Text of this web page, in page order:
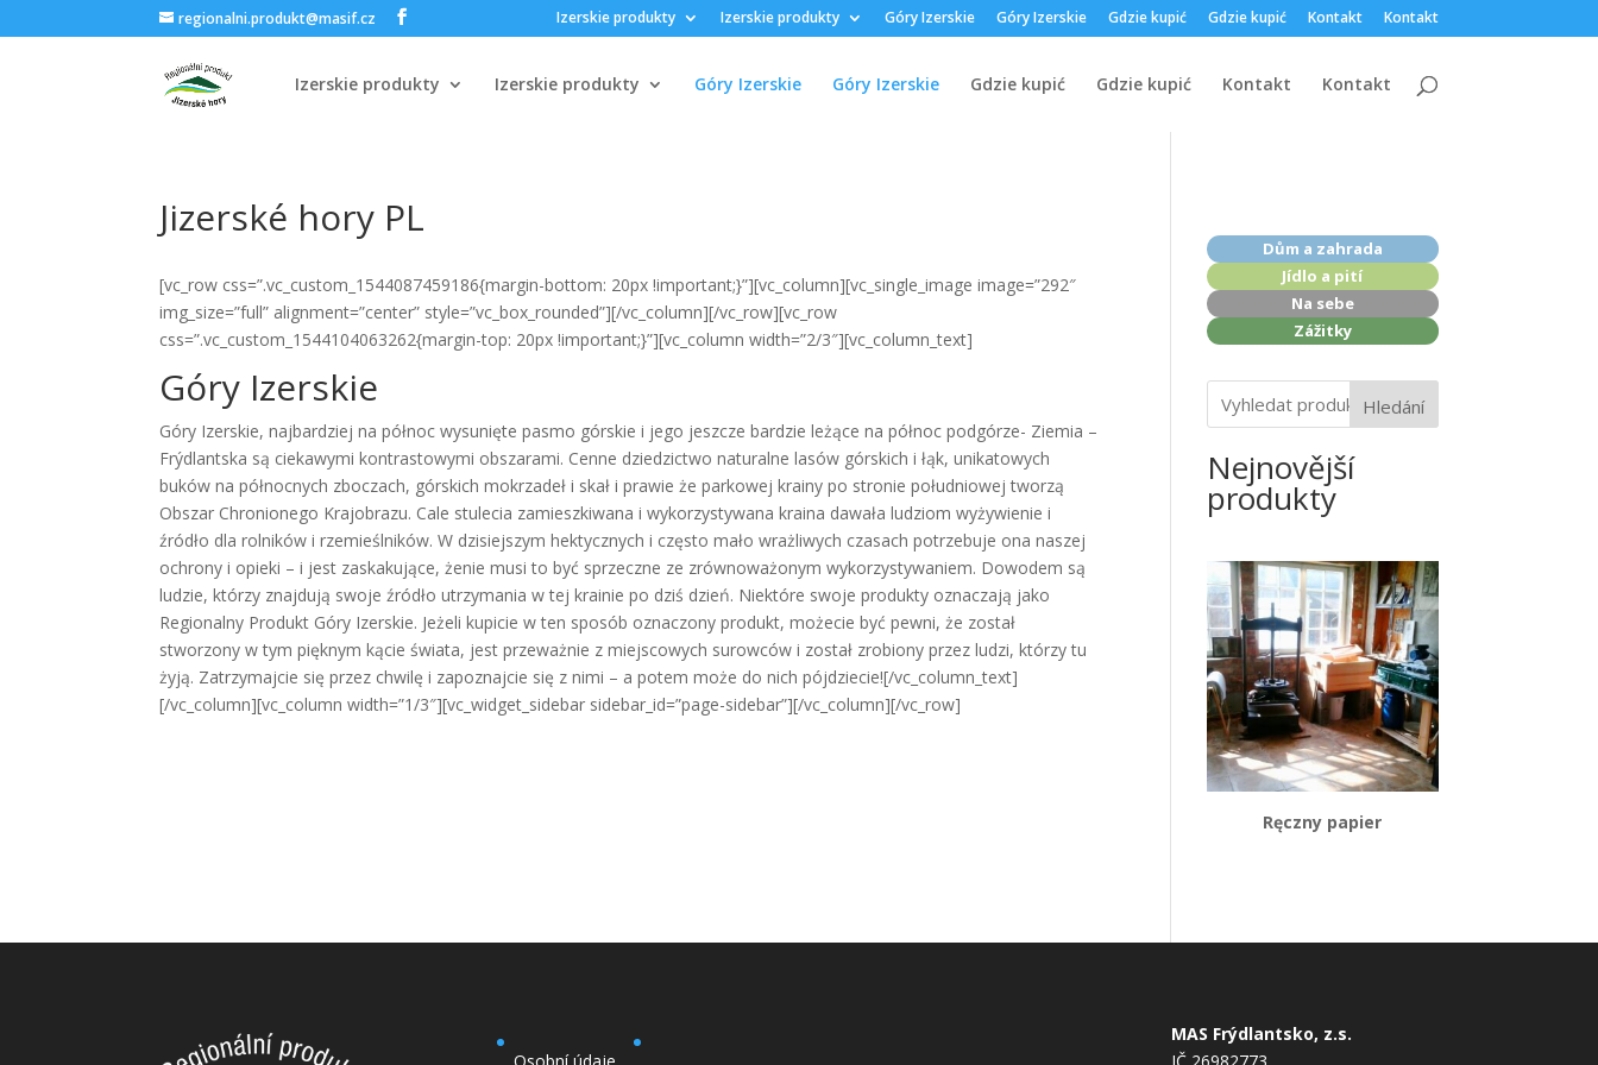
regionalni.produkt@masif.cz Izerskie produkty Izerskie produkty Góry Izerskie Góry Izerskie Gdzie kupić Gdzie kupić Kontakt Kontakt
Izerskie produkty Izerskie produkty Góry Izerskie Góry Izerskie Gdzie kupić Gdzie kupić Kontakt Kontakt
Jizerské hory PL
[vc_row css=”.vc_custom_1544087459186{margin-bottom: 20px !important;}”][vc_column][vc_single_image image=”292″
img_size=”full” alignment=”center” style=”vc_box_rounded”][/vc_column][/vc_row][vc_row
css=”.vc_custom_1544104063262{margin-top: 20px !important;}”][vc_column width=”2/3″][vc_column_text]
Góry Izerskie
Góry Izerskie, najbardziej na północ wysunięte pasmo górskie i jego jeszcze bardzie leżące na północ podgórze- Ziemia –
Frýdlantska są ciekawymi kontrastowymi obszarami. Cenne dziedzictwo naturalne lasów górskich i łąk, unikatowych
buków na północnych zboczach, górskich mokrzadeł i skał i prawie że parkowej krainy po stronie południowej tworzą
Obszar Chronionego Krajobrazu. Cale stulecia zamieszkiwana i wykorzystywana kraina dawała ludziom wyżywienie i
źródło dla rolników i rzemieślników. W dzisiejszym hektycznych i często mało wrażliwych czasach potrzebuje ona naszej
ochrony i opieki – i jest zaskakujące, żenie musi to być sprzeczne ze zrównoważonym wykorzystywaniem. Dowodem są
ludzie, którzy znajdują swoje źródło utrzymania w tej krainie po dziś dzień. Niektóre swoje produkty oznaczają jako
Regionalny Produkt Góry Izerskie. Jeżeli kupicie w ten sposób oznaczony produkt, możecie być pewni, że został
stworzony w tym pięknym kącie świata, jest przeważnie z miejscowych surowców i został zrobiony przez ludzi, którzy tu
żyją. Zatrzymajcie się przez chwilę i zapoznajcie się z nimi – a potem może do nich pójdziecie![/vc_column_text]
[/vc_column][vc_column width=”1/3″][vc_widget_sidebar sidebar_id=”page-sidebar”][/vc_column][/vc_row]
Dům a zahrada
Jídlo a pití
Na sebe
Zážitky
Hledání
Nejnovější
produkty
Ręczny papier
MAS Frýdlantsko, z.s.